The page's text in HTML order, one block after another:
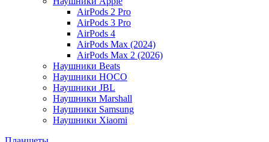
AirPods 2 Pro
AirPods 3 Pro
AirPods 4
AirPods Max (2024)
AirPods Max 2 (2026)
Наушники Beats
Наушники HOCO
Наушники JBL
Наушники Marshall
Наушники Samsung
Наушники Xiaomi